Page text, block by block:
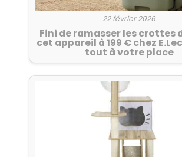
22 février 2026
Fini de ramasser les crottes
cet appareil à 199 € chez
tout à votre place